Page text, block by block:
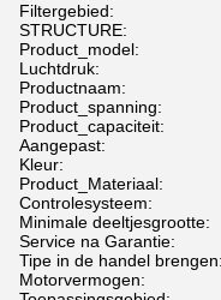
Filtergebied:
STRUCTURE:
Product_model:
Luchtdruk:
Productnaam:
Product_spanning:
Product_capaciteit:
Aangepast:
Kleur:
Product_Materiaal:
Controlesysteem:
Minimale deeltjesgrootte:
Service na Garantie:
Tipe in de handel brengen:
Motorvermogen: